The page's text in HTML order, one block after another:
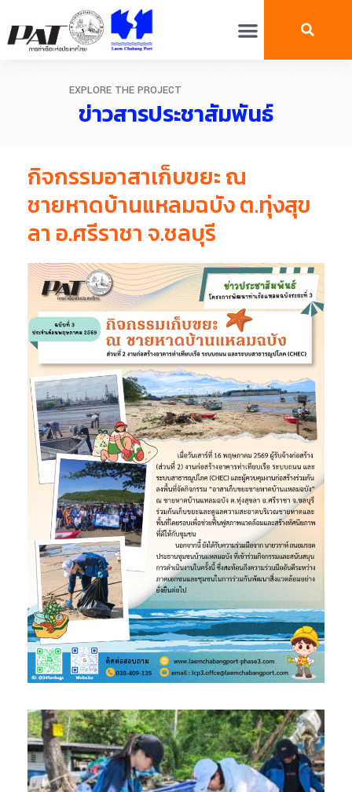
EXPLORE THE PROJECT
ข่าวสารประชาสัมพันธ์
กิจกรรมอาสาเก็บขยะ ณ
ชายหาดบ้านแหลมฉบัง ต.ทุ่งสุข
ลา อ.ศรีราชา จ.ชลบุรี